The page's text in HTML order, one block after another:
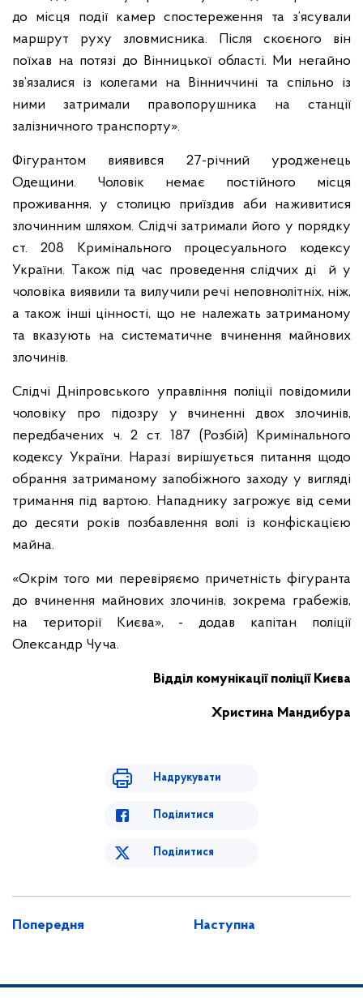
до місця події камер спостереження та з’ясували
маршрут руху зловмисника. Після скоєного він
поїхав на потязі до Вінницької області. Ми негайно
зв’язалися із колегами на Вінниччині та спільно із
ними затримали правопорушника на станції
залізничного транспорту».
Фігурантом виявився 27-річний уродженець
Одещини. Чоловік немає постійного місця
проживання, у столицю приїздив аби наживитися
злочинним шляхом. Слідчі затримали його у порядку
ст. 208 Кримінального процесуального кодексу
України. Також під час проведення слідчих ді й у
чоловіка виявили та вилучили речі неповнолітніх, ніж,
а також інші цінності, що не належать затриманому
та вказують на систематичне вчинення майнових
злочинів.
Слідчі Дніпровського управління поліції повідомили
чоловіку про підозру у вчиненні двох злочинів,
передбачених ч. 2 ст. 187 (Розбій) Кримінального
кодексу України. Наразі вирішується питання щодо
обрання затриманому запобіжного заходу у вигляді
тримання під вартою. Нападнику загрожує від семи
до десяти років позбавлення волі із конфіскацією
майна.
«Окрім того ми перевіряємо причетність фігуранта
до вчинення майнових злочинів, зокрема грабежів,
на території Києва», - додав капітан поліції
Олександр Чуча.
Відділ комунікації поліції Києва
Христина Мандибура
Надрукувати
Поділитися
Поділитися
Попередня Наступна